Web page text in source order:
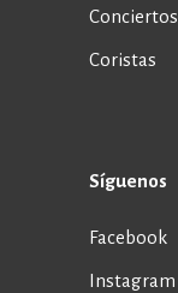
Conciertos
Coristas
Síguenos
Facebook
Instagram